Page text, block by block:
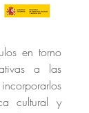
en torno
a las
cultural y